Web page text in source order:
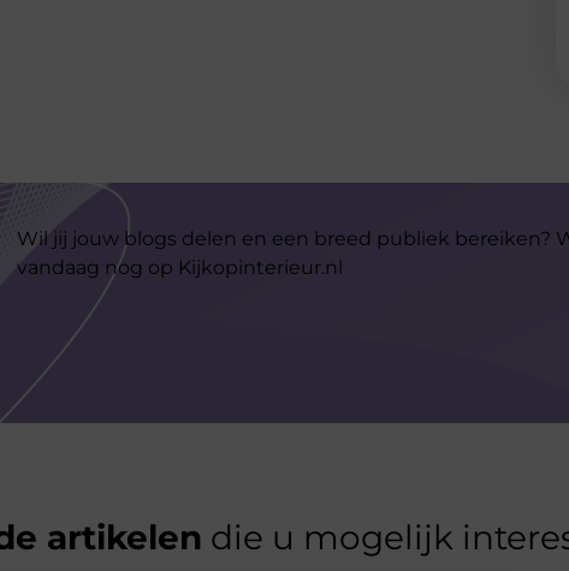
Wil jij jouw blogs delen en een breed publiek bereiken?
vandaag nog op Kijkopinterieur.nl
artikelen die u mogelijk